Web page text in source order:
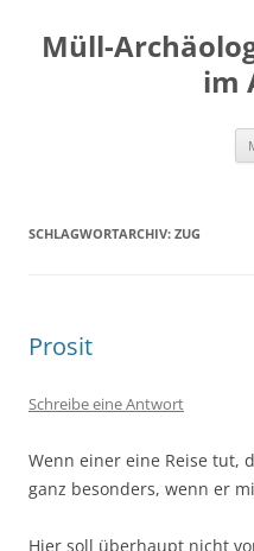
springen
Müll-
im
SCHLAGWORTARCHIV: ZUG
Prosit
Schreibe eine Antwort
Wenn einer eine Reise tut,
ganz besonders, wenn er
Hier soll überhaupt nicht